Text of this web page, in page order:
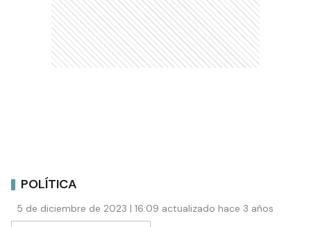
POLÍTICA
5 de diciembre de 2023 | 16:09 actualizado hace 3 años